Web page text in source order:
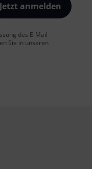
Jetzt anmelden
des E-Mail-
Sie in unseren